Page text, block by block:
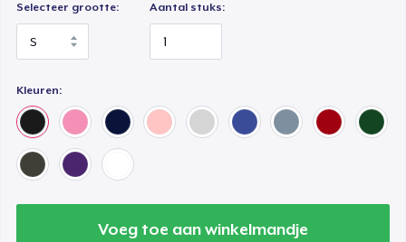
Selecteer grootte: Aantal stuks:
Kleuren:
Voeg toe aan winkelmandje